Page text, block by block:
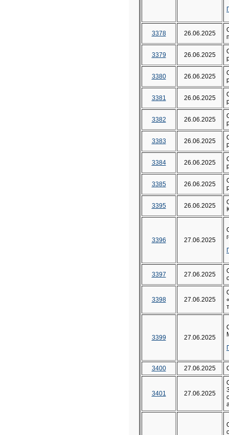
3378 26.06.2025
3379 26.06.2025
3380 26.06.2025
3381 26.06.2025
3382 26.06.2025
3383 26.06.2025
3384 26.06.2025
3385 26.06.2025
3395 26.06.2025
3396 27.06.2025
3397 27.06.2025
3398 27.06.2025
3399 27.06.2025
3400 27.06.2025
3401 27.06.2025